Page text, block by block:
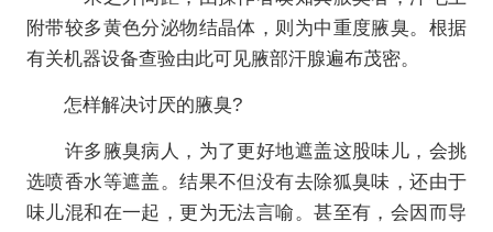
附带较多黄色分泌物结晶体，则为中重度腋臭。根据
有关机器设备查验由此可见腋部汗腺遍布茂密。
怎样解决讨厌的腋臭?
许多腋臭病人，为了更好地遮盖这股味儿，会挑
选喷香水等遮盖。结果不但没有去除狐臭味，还由于
味儿混和在一起，更为无法言喻。甚至有，会因而导